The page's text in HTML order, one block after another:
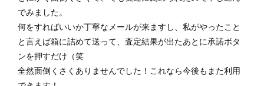
でみました。
何をすればいいか丁寧なメールが来ますし、私がやったこと
と言えば箱に詰めて送って、査定結果が出たあとに承諾ボタ
ンを押すだけ（笑
全然面倒くさくありませんでした！これなら今後もまた利用